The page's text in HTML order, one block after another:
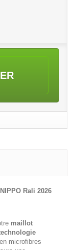
Rali 2026
maillot
microfibres